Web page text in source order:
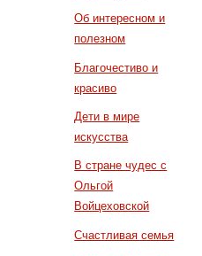
Об интересном и
полезном
Благочестиво и
красиво
Дети в мире
искусства
В стране чудес с
Ольгой
Войцеховской
Счастливая семья